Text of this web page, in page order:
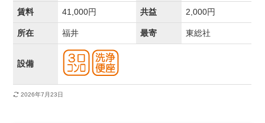
賃料 41,000円 共益 2,000円
所在 福井 最寄 東総社
設備
2026年7月23日